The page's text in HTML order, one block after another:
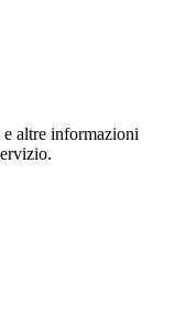
e altre informazioni